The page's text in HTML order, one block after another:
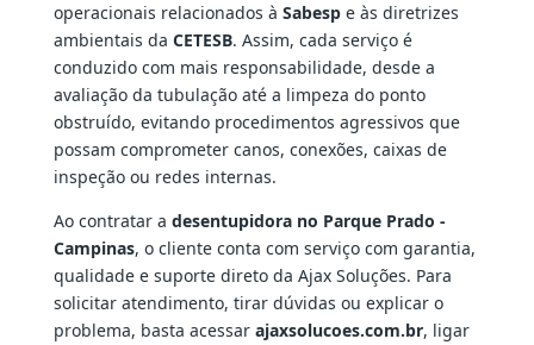
operacionais relacionados à Sabespe às diretrizes
ambientais da CETESB. Assim, cada serviço é
conduzido com mais responsabilidade, desde a
avaliação da tubulação até a limpeza do ponto
obstruído, evitando procedimentos agressivos que
possam comprometer canos, conexões, caixas de
inspeção ou redes internas.
Ao contratar a desentupidora no Parque Prado -
Campinas, o cliente conta com serviço com garantia,
qualidade e suporte direto da Ajax Soluções. Para
solicitar atendimento, tirar dúvidas ou explicar o
problema, basta acessar ajaxsolucoes.com.br, ligar